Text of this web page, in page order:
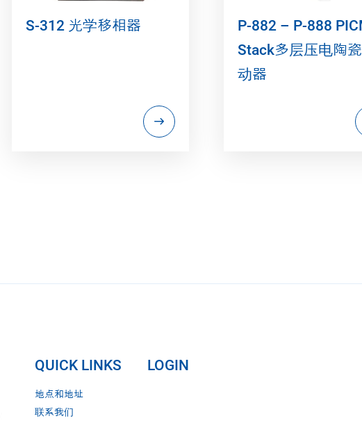
S-312 光学移相器
P-882 – P-888
Stack多层压电陶
动器
QUICK LINKS
地点和地址
联系我们
LOGIN